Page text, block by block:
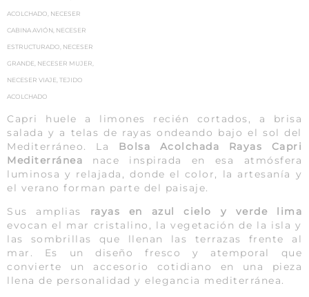
ACOLCHADO, NECESER
CABINA AVIÓN, NECESER
ESTRUCTURADO, NECESER
GRANDE, NECESER MUJER,
NECESER VIAJE,TEJIDO
ACOLCHADO
Capri huele a limones recién cortados, a brisa
salada y a telas de rayas ondeando bajo el sol del
Mediterráneo. La Bolsa Acolchada Rayas Capri
Mediterránea nace inspirada en esa atmósfera
luminosa y relajada, donde el color, la artesanía y
el verano forman parte del paisaje.
Sus amplias rayas en azul cielo y verde lima
evocan el mar cristalino, la vegetación de la isla y
las sombrillas que llenan las terrazas frente al
mar. Es un diseño fresco y atemporal que
convierte un accesorio cotidiano en una pieza
llena de personalidad y elegancia mediterránea.